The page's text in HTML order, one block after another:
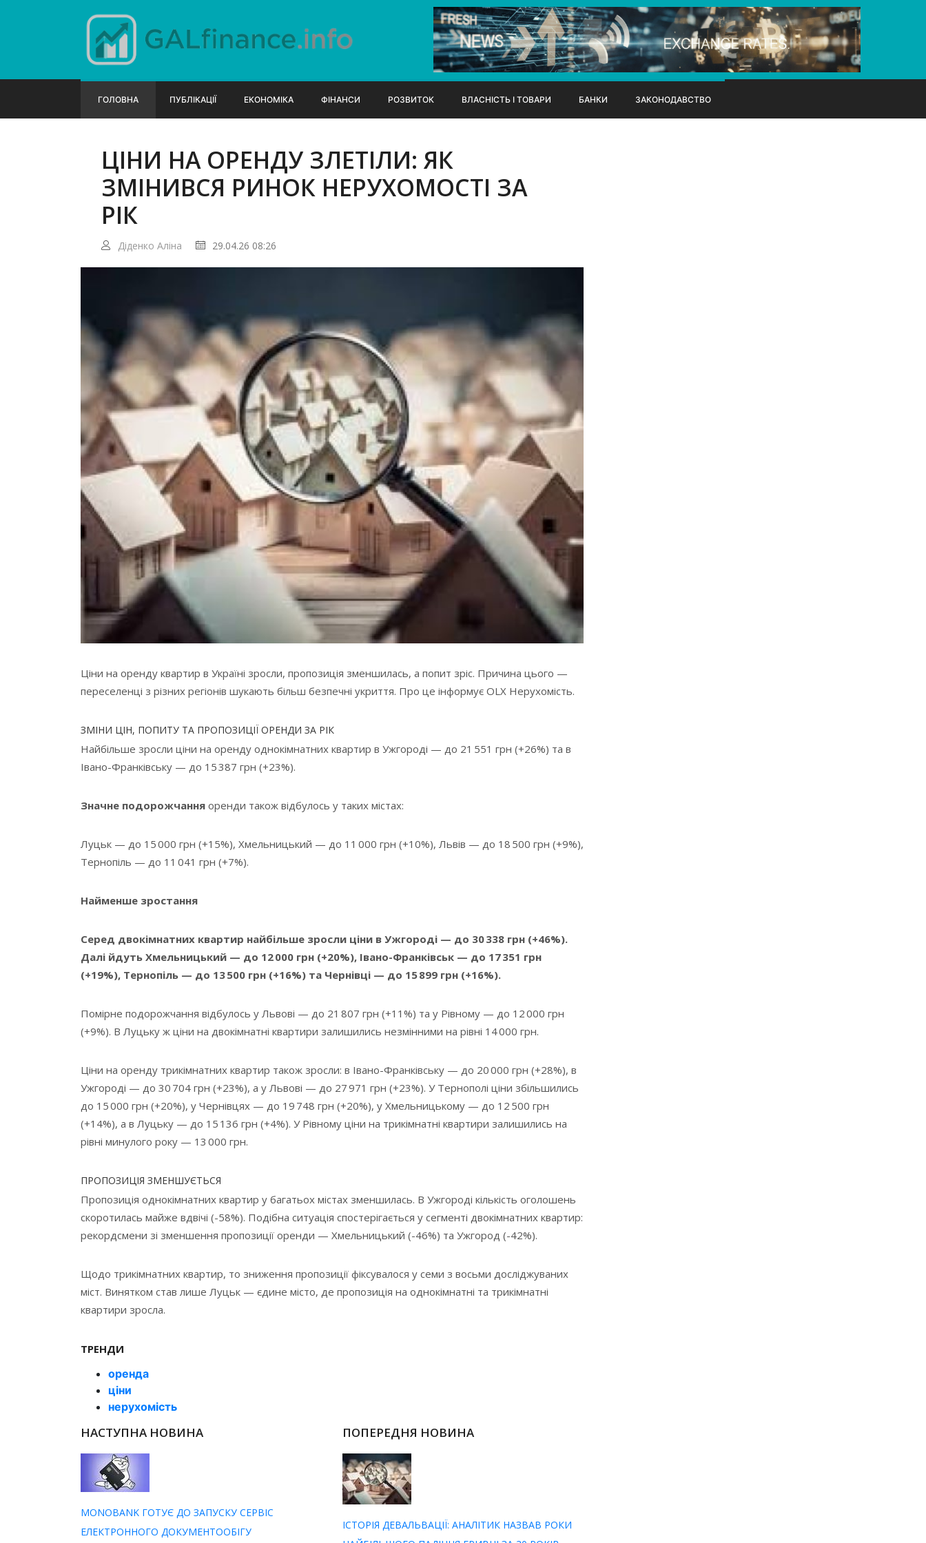
ГОЛОВНА ПУБЛІКАЦІЇ ЕКОНОМІКА ФІНАНСИ РОЗВИТОК ВЛАСНІСТЬ І ТОВАРИ БАНКИ ЗАКОНОДАВСТВО
ЦІНИ НА ОРЕНДУ ЗЛЕТІЛИ: ЯК
ЗМІНИВСЯ РИНОК НЕРУХОМОСТІ ЗА
РІК
Діденко Аліна 29.04.26 08:26
Ціни на оренду квартир в Україні зросли, пропозиція зменшилась, а попит зріс. Причина цього —
переселенці з різних регіонів шукають більш безпечні укриття. Про це інформує OLX Нерухомість.
ЗМІНИ ЦІН, ПОПИТУ ТА ПРОПОЗИЦІЇ ОРЕНДИ ЗА РІК
Найбільше зросли ціни на оренду однокімнатних квартир в Ужгороді — до 21 551 грн (+26%) та в
Івано-Франківську — до 15 387 грн (+23%).
Значне подорожчання оренди також відбулось у таких містах:
Луцьк — до 15 000 грн (+15%), Хмельницький — до 11 000 грн (+10%), Львів — до 18 500 грн (+9%),
Тернопіль — до 11 041 грн (+7%).
Найменше зростання
Серед двокімнатних квартир найбільше зросли ціни в Ужгороді — до 30 338 грн (+46%).
Далі йдуть Хмельницький — до 12 000 грн (+20%), Івано-Франківськ — до 17 351 грн
(+19%), Тернопіль — до 13 500 грн (+16%) та Чернівці — до 15 899 грн (+16%).
Помірне подорожчання відбулось у Львові — до 21 807 грн (+11%) та у Рівному — до 12 000 грн
(+9%). В Луцьку ж ціни на двокімнатні квартири залишились незмінними на рівні 14 000 грн.
Ціни на оренду трикімнатних квартир також зросли: в Івано-Франківську — до 20 000 грн (+28%), в
Ужгороді — до 30 704 грн (+23%), а у Львові — до 27 971 грн (+23%). У Тернополі ціни збільшились
до 15 000 грн (+20%), у Чернівцях — до 19 748 грн (+20%), у Хмельницькому — до 12 500 грн
(+14%), а в Луцьку — до 15 136 грн (+4%). У Рівному ціни на трикімнатні квартири залишились на
рівні минулого року — 13 000 грн.
ПРОПОЗИЦІЯ ЗМЕНШУЄТЬСЯ
Пропозиція однокімнатних квартир у багатьох містах зменшилась. В Ужгороді кількість оголошень
скоротилась майже вдвічі (-58%). Подібна ситуація спостерігається у сегменті двокімнатних квартир:
рекордсмени зі зменшення пропозиції оренди — Хмельницький (-46%) та Ужгород (-42%).
Щодо трикімнатних квартир, то зниження пропозиції фіксувалося у семи з восьми досліджуваних
міст. Винятком став лише Луцьк — єдине місто, де пропозиція на однокімнатні та трикімнатні
квартири зросла.
ТРЕНДИ
оренда
ціни
нерухомість
НАСТУПНА НОВИНА
MONOBANK ГОТУЄ ДО ЗАПУСКУ СЕРВІС
ЕЛЕКТРОННОГО ДОКУМЕНТООБІГУ
ПОПЕРЕДНЯ НОВИНА
ІСТОРІЯ ДЕВАЛЬВАЦІЇ: АНАЛІТИК НАЗВАВ РОКИ